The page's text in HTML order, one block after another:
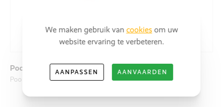
Pooltafel
Pooltafel LEXOR 7ft of 8ft X-treme II Pro Black
We maken gebruik van cookies om uw
website ervaring te verbeteren.
AANPASSEN AANVAARDEN